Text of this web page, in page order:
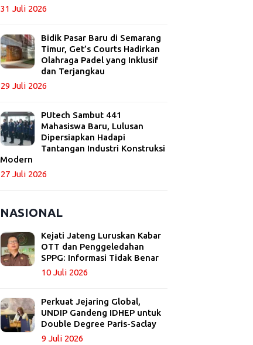
31 Juli 2026
Bidik Pasar Baru di Semarang
Timur, Get’s Courts Hadirkan
Olahraga Padel yang Inklusif
dan Terjangkau
29 Juli 2026
PUtech Sambut 441
Mahasiswa Baru, Lulusan
Dipersiapkan Hadapi
Tantangan Industri Konstruksi
Modern
27 Juli 2026
NASIONAL
Kejati Jateng Luruskan Kabar
OTT dan Penggeledahan
SPPG: Informasi Tidak Benar
10 Juli 2026
Perkuat Jejaring Global,
UNDIP Gandeng IDHEP untuk
Double Degree Paris-Saclay
9 Juli 2026